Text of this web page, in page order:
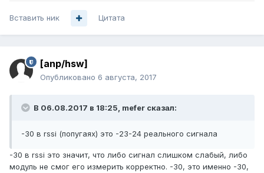
Вставить ник Цитата
[anp/hsw]
Опубликовано 6 августа, 2017
В 06.08.2017 в 18:25, mefer сказал:
-30 в rssi (попугаях) это -23-24 реального сигнала
-30 в rssi это значит, что либо сигнал слишком слабый, либо
модуль не смог его измерить корректно. -30, это именно -30,